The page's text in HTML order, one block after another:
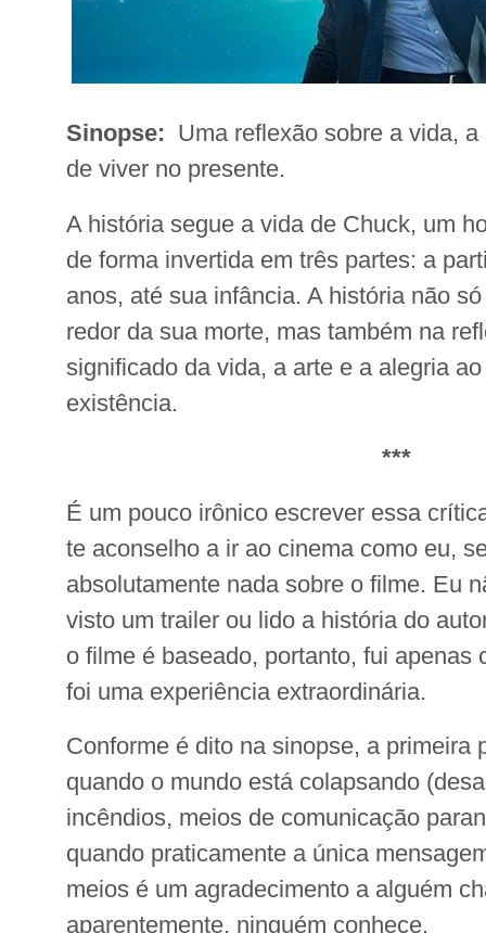
Sinopse: Uma reflexão sobre a vida,
de viver no presente.
A história segue a vida de Chuck, um
de forma invertida em três partes: a
anos, até sua infância. A história não
redor da sua morte, mas também na
significado da vida, a arte e a alegria
existência.
***
É um pouco irônico escrever essa
te aconselho a ir ao cinema como eu,
absolutamente nada sobre o filme. Eu
visto um trailer ou lido a história do
o filme é baseado, portanto, fui apenas
foi uma experiência extraordinária.
Conforme é dito na sinopse, a primeira
quando o mundo está colapsando
incêndios, meios de comunicação
quando praticamente a única
meios é um agradecimento a alguém
aparentemente, ninguém conhece.